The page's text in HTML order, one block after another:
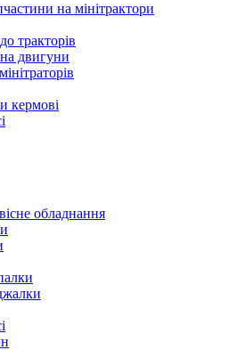
на мінітрактори
тракторів
двигуни
кермові
обладнання